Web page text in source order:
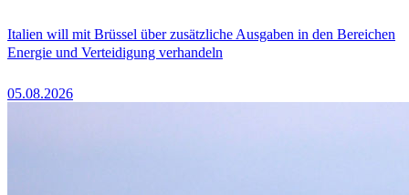
Italien will mit Brüssel über zusätzliche Ausgaben in den Bereichen
Energie und Verteidigung verhandeln
05.08.2026